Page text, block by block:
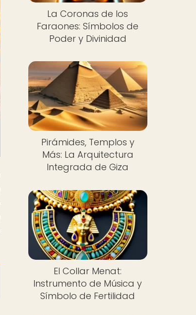
La Coronas de los
Faraones: Símbolos de
Poder y Divinidad
Pirámides, Templos y
Más: La Arquitectura
Integrada de Giza
El Collar Menat:
Instrumento de Música y
Símbolo de Fertilidad